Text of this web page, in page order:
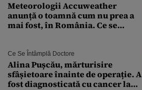
Meteorologii Accuweather
anunță o toamnă cum nu prea a
mai fost, în România. Ce se
București. Pe ce dată ninge
Ce Se Întâmplă Doctore
Alina Pușcău, mărturisire
sfâșietoare înainte de operație. A
fost diagnosticată cu cancer la